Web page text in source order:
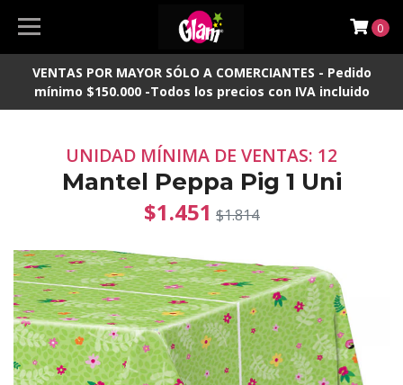
VENTAS POR MAYOR SÓLO A COMERCIANTES - Pedido
mínimo $150.000 -Todos los precios con IVA incluido
0
UNIDAD MÍNIMA DE VENTAS: 12
Mantel Peppa Pig 1 Uni
$1.451 $1.814